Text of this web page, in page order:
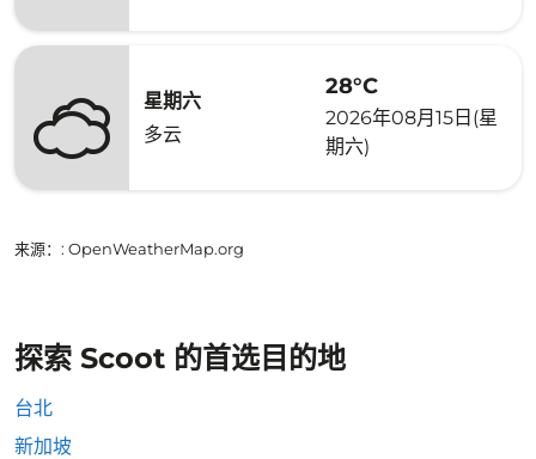
星期六
多云
28°C
2026年08月15日(星
期六)
来源： : OpenWeatherMap.org
探索 Scoot 的首选目的地
台北
新加坡